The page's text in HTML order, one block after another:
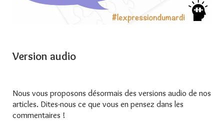
Version audio
Nous vous proposons désormais des versions audio de nos
articles. Dites-nous ce que vous en pensez dans les
commentaires !